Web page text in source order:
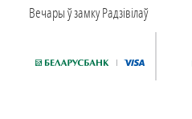
Вечары ў замку Радзiвiлаў